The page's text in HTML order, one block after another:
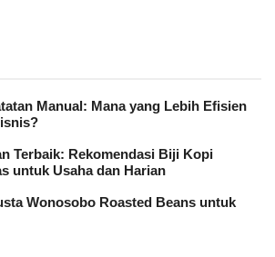
Manual: Mana yang Lebih Efisien
Terbaik: Rekomendasi Biji Kopi
untuk Usaha dan Harian
Wonosobo Roasted Beans untuk